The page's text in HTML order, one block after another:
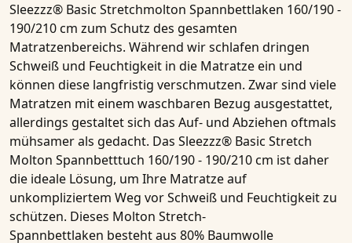
Sleezzz® Basic Stretchmolton Spannbettlaken 160/190 -
190/210 cm zum Schutz des gesamten
Matratzenbereichs. Während wir schlafen dringen
Schweiß und Feuchtigkeit in die Matratzeein und
können diese langfristig verschmutzen. Zwar sind viele
Matratzen mit einem waschbaren Bezug ausgestattet,
allerdings gestaltet sich das Auf- und Abziehen oftmals
mühsamer als gedacht. Das Sleezzz® Basic Stretch
Molton Spannbetttuch 160/190 - 190/210 cm ist daher
die ideale Lösung, um Ihre Matratzeauf
unkompliziertem Weg vor Schweiß und Feuchtigkeit zu
schützen. Dieses Molton Stretch-
Spannbettlaken besteht aus 80% Baumwolle